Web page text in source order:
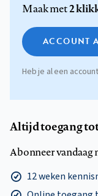
Maak met2
ACCOUNT
Heb je al een
Altijd toegang
Abonneer vandaag
12 weken